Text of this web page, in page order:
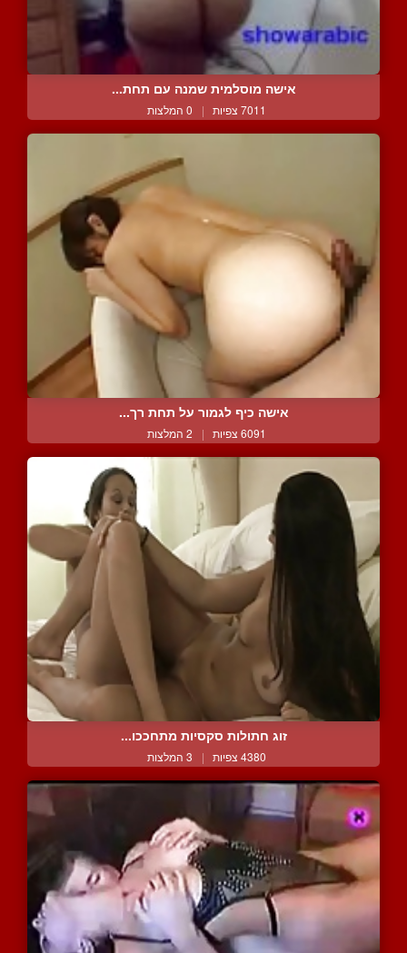
אישה מוסלמית שמנה עם תחת...
7011 צפיות | 0 המלצות
אישה כיף לגמור על תחת רך...
6091 צפיות | 2 המלצות
זוג חתולות סקסיות מתחככו...
4380 צפיות | 3 המלצות